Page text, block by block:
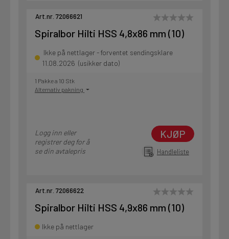
Art.nr. 72066621
Spiralbor Hilti HSS 4,8x86 mm (10)
Ikke på nettlager - forventet sendingsklare
11.08.2026 (usikker dato)
1 Pakke a 10 Stk
Alternativ pakning
Logg inn eller
registrer deg for å
se din avtalepris
KJØP
Handleliste
Art.nr. 72066622
Spiralbor Hilti HSS 4,9x86 mm (10)
Ikke på nettlager